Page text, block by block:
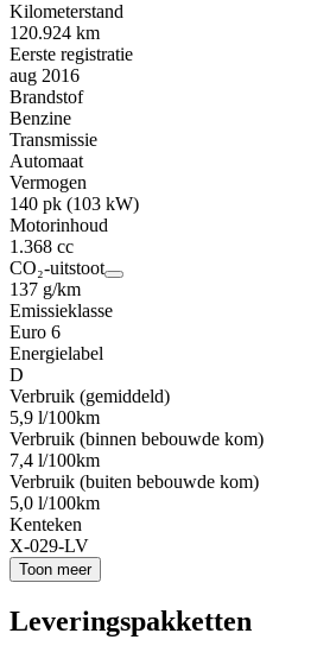
Kilometerstand
120.924 km
Eerste registratie
aug 2016
Brandstof
Benzine
Transmissie
Automaat
Vermogen
140 pk (103 kW)
Motorinhoud
1.368 cc
CO₂-uitstoot
137 g/km
Emissieklasse
Euro 6
Energielabel
D
Verbruik (gemiddeld)
5,9 l/100km
Verbruik (binnen bebouwde kom)
7,4 l/100km
Verbruik (buiten bebouwde kom)
5,0 l/100km
Kenteken
X-029-LV
Toon meer
Leveringspakketten